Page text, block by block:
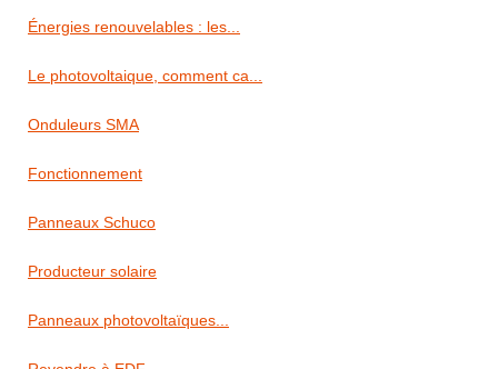
Énergies renouvelables : les...
Le photovoltaique, comment ca...
Onduleurs SMA
Fonctionnement
Panneaux Schuco
Producteur solaire
Panneaux photovoltaïques...